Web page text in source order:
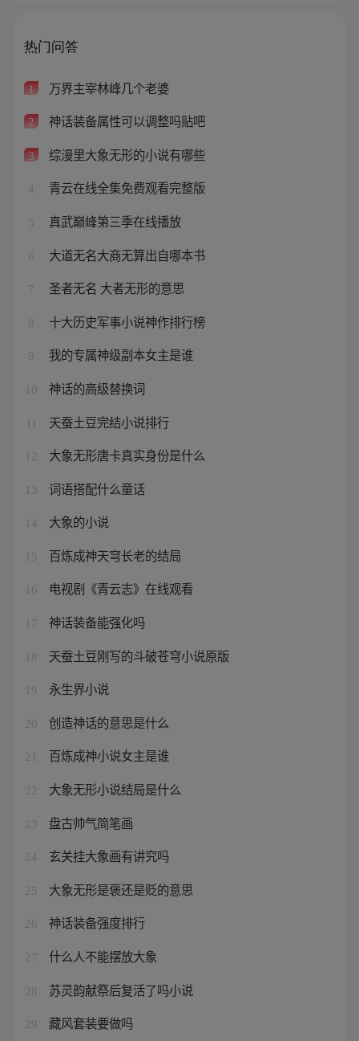
热门问答
1 万界主宰林峰几个老婆
2 神话装备属性可以调整吗贴吧
3 综漫里大象无形的小说有哪些
4 青云在线全集免费观看完整版
5 真武巅峰第三季在线播放
6 大道无名大商无算出自哪本书
7 圣者无名 大者无形的意思
8 十大历史军事小说神作排行榜
9 我的专属神级副本女主是谁
10 神话的高级替换词
天蚕土豆完结小说排行
12 大象无形唐卡真实身份是什么
13 词语搭配什么童话
14 大象的小说
15 百炼成神天穹长老的结局
16 电视剧《青云志》在线观看
17 神话装备能强化吗
18 天蚕土豆刚写的斗破苍穹小说原版
19 永生界小说
20 创造神话的意思是什么
21 百炼成神小说女主是谁
22 大象无形小说结局是什么
23 盘古帅气简笔画
24 玄关挂大象画有讲究吗
25 大象无形是褒还是贬的意思
26 神话装备强度排行
27 什么人不能摆放大象
28 苏灵韵献祭后复活了吗小说
29 藏风套装要做吗